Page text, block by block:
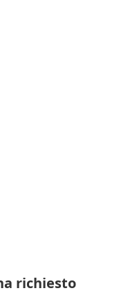
richiesto